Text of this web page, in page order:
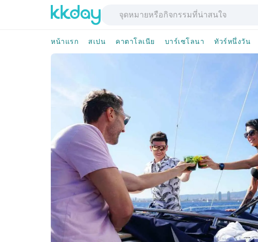
หน้าแรก สเปน คาตาโลเนีย บาร์เซโลนา ทัวร์หนึ่งวัน